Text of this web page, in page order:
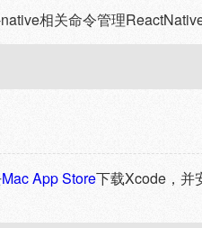
相关命令管理ReactNative
Mac App Store下载Xcode，并